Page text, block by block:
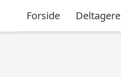
Forside Deltagere